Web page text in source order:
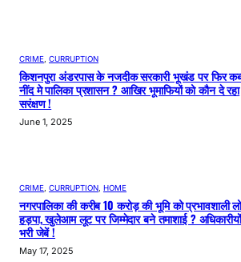
CRIME CURRUPTION
किशनपुरा अंडरपास के नजदीक सरकारी भूखंड पर फिर
नींद मे पालिका प्रशासन ? आखिर भूमाफियों को कौन दे रहा
सरंक्षण !
June 1, 2025
CRIME CURRUPTION HOME
नगरपालिका की करीब 10 करोड़ की भूमि को प्रभावशाली
हड़पा, खुलेआम लूट पर जिम्मेदार बने तमाशाई ?
भरी जेबें !
May 17, 2025